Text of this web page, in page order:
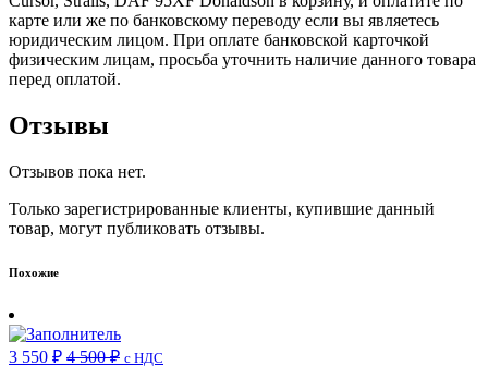
карте или же по банковскому переводу если вы являетесь
юридическим лицом. При оплате банковской карточкой
физическим лицам, просьба уточнить наличие данного товара
перед оплатой.
Отзывы
Отзывов пока нет.
Только зарегистрированные клиенты, купившие данный
товар, могут публиковать отзывы.
Похожие
3 550 ₽ 4 500₽ с НДС